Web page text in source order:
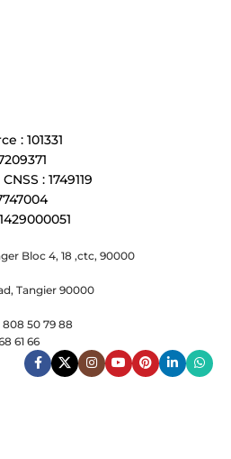
: 101331
: 1749119
Bloc 4, 18 ,ctc, 90000
Tangier 90000
808 50 79 88
61 66